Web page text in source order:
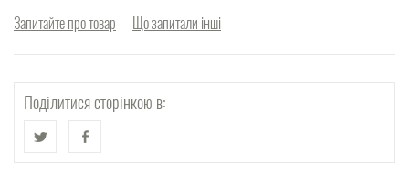
Запитайте про товар Що запитали інші
Поділитися сторінкою в: